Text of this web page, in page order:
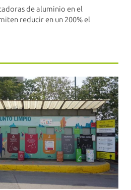
de aluminio en el
reducir en un 200% el